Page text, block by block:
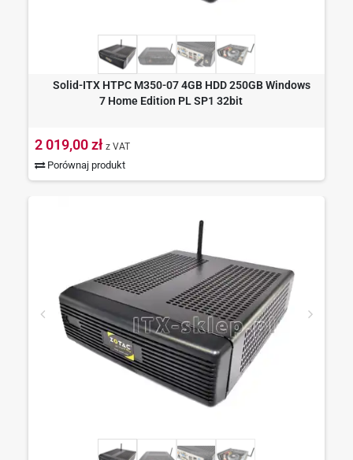
Solid-ITX HTPC M350-07 4GB HDD 250GB Windows
7 Home Edition PL SP1 32bit
2 019,00 zł z VAT
Porównaj produkt